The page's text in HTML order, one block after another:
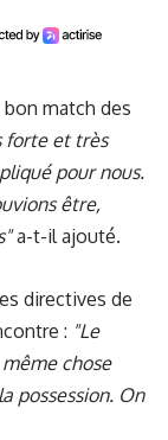
match des
forte et très
pour nous.
être,
a-t-il ajouté.
directives de
: "Le
chose
possession. On